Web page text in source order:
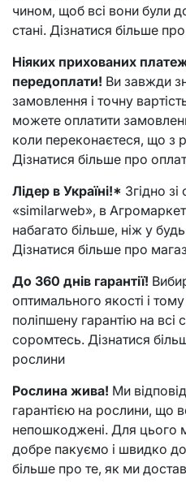
чином, щоб всі вони були
стані. Дізнатися більше
Ніяких прихованих
передоплати! Ви завжди
замовлення і точну
можете оплатити
коли переконаєтеся, що з
Дізнатися більше про
Лідер в Україні!* Згідно
«similarweb», в Агромаркет
набагато більше, ніж у
Дізнатися більше про
До 360 днів гарантії!
оптимального якості і
поліпшену гарантію на всі
соромтесь. Дізнатися
рослини
Рослина жива! Ми
гарантією на рослини, що
непошкоджені. Для цього
добре пакуємо і швидко
більше про те, як ми